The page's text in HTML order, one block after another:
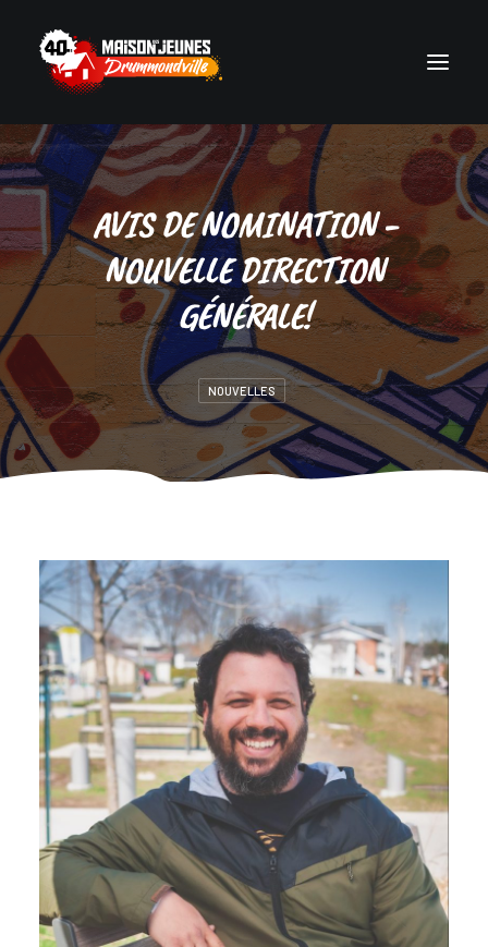
Accueil
Milieux de vie
Photos
Événements
Actualités
Ressources
Équipe
Nous joindre
AVIS DE NOMINATION -
NOUVELLE DIRECTION
GÉNÉRALE!
NOUVELLES